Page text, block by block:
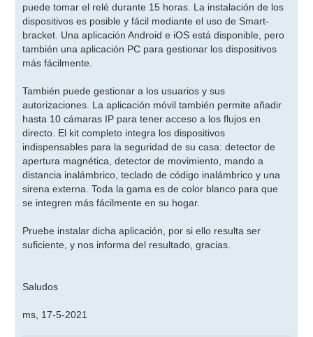
puede tomar el relé durante 15 horas. La instalación de los
dispositivos es posible y fácil mediante el uso de Smart-
bracket. Una aplicación Android e iOS está disponible, pero
también una aplicación PC para gestionar los dispositivos
más fácilmente.
También puede gestionar a los usuarios y sus
autorizaciones. La aplicación móvil también permite añadir
hasta 10 cámaras IP para tener acceso a los flujos en
directo. El kit completo integra los dispositivos
indispensables para la seguridad de su casa: detector de
apertura magnética, detector de movimiento, mando a
distancia inalámbrico, teclado de código inalámbrico y una
sirena externa. Toda la gama es de color blanco para que
se integren más fácilmente en su hogar.
Pruebe instalar dicha aplicación, por si ello resulta ser
suficiente, y nos informa del resultado, gracias.
Saludos
ms, 17-5-2021